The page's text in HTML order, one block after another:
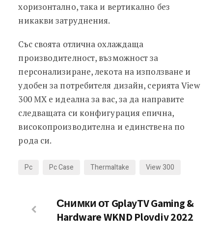
хоризонтално, така и вертикално без
никакви затруднения.
Със своята отлична охлаждаща
производителност, възможност за
персонализиране, лекота на използване и
удобен за потребителя дизайн, серията View
300 MX е идеална за вас, за да направите
следващата си конфигурация епична,
високопроизводителна и единствена по
рода си.
Pc Pc Case Thermaltake View 300
Снимки от GplayTV Gaming &
Hardware WKND Plovdiv 2022